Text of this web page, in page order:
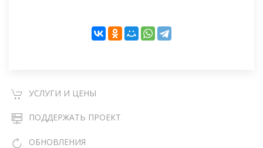
УСЛУГИ И ЦЕНЫ
ПОДДЕРЖАТЬ ПРОЕКТ
ОБНОВЛЕНИЯ